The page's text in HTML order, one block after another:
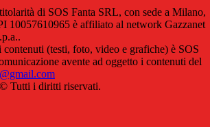
di SOS Fanta SRL, con sede a Milano,
10057610965 è affiliato al network Gazzanet
(testi, foto, video e grafiche) è SOS
avente ad oggetto i contenuti del
Tutti i diritti riservati.